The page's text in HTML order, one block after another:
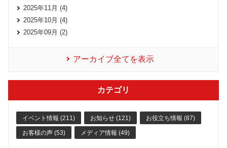
2025年11月 (4)
2025年10月 (4)
2025年09月 (2)
アーカイブ全てを表示
カテゴリ
イベント情報 (211) お知らせ (121) お役立ち情報 (87)
お客様の声 (53) メディア情報 (49)